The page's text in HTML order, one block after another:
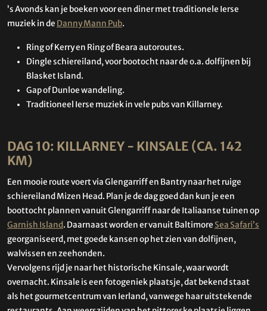
’s Avonds kan je boeken voor een diner met traditionele Ierse
muziek in de Danny Mann Pub.
Ring of Kerry en Ring of Beara autoroutes.
Dingle schiereiland, voor bootocht naar de o.a. dolfijnen bij
Blasket Island.
Gap of Dunloe wandeling.
Traditioneel Ierse muziek in vele pubs van Killarney.
DAG 10: KILLARNEY - KINSALE (CA. 142
KM)
Een mooie route voert via Glengarriff en Bantry naar het ruige
schiereiland Mizen Head. Plan je de dag goed dan kun je een
boottocht plannen vanuit Glengarriff naar de Italiaanse tuinen op
Garnish Island. Daarnaast worden er vanuit Baltimore Sea Safari’s
georganiseerd, met goede kansen op het zien van dolfijnen,
walvissen en zeehonden.
Vervolgens rijd je naar het historische Kinsale, waar wordt
overnacht. Kinsale is een fotogeniek plaatsje, dat bekend staat
als het gourmetcentrum van Ierland, vanwege haar uitstekende